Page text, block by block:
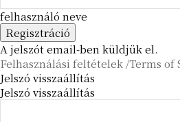
felhasználó neve
A jelszót email-ben küldjük el.
Felhasználási feltételek /Terms of
Jelszó visszaállítás
Jelszó visszaállítás